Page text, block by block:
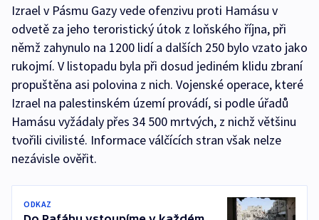
Izrael v Pásmu Gazy vede ofenzivu proti Hamásu v
odvetě za jeho teroristický útok z loňského října, při
němž zahynulo na 1200 lidí a dalších 250 bylo vzato jako
rukojmí. V listopadu byla při dosud jediném klidu zbraní
propuštěna asi polovina z nich. Vojenské operace, které
Izrael na palestinském území provádí, si podle úřadů
Hamásu vyžádaly přes 34 500 mrtvých, z nichž většinu
tvořili civilisté. Informace válčících stran však nelze
nezávisle ověřit.
ODKAZ